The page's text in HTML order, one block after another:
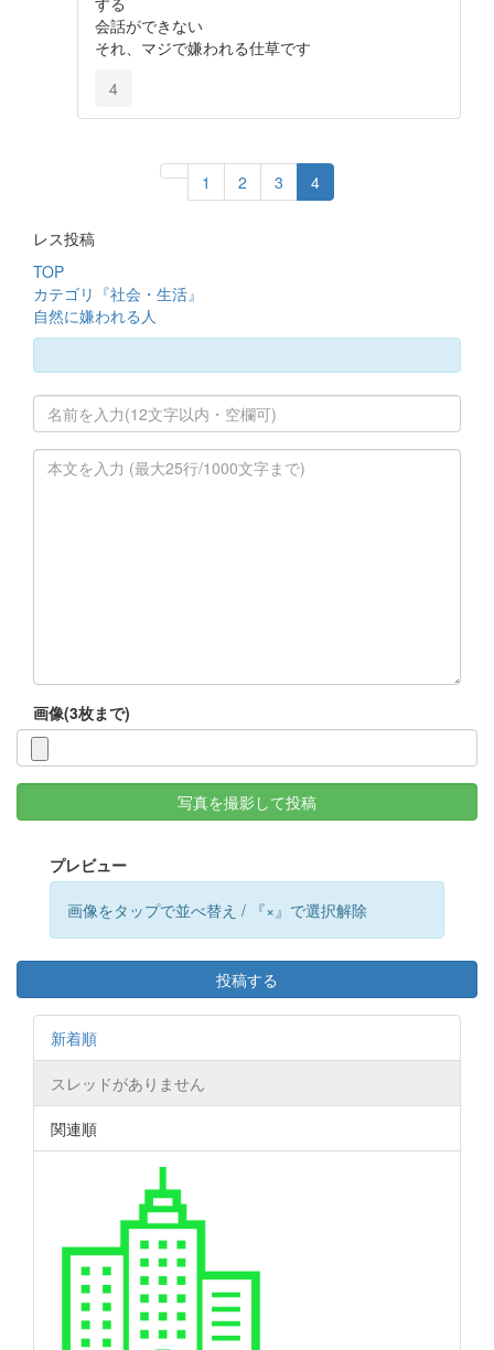
会話ができない
それ、マジで嫌われる仕草です
4
1 2 3 4
レス投稿
TOP
カテゴリ『社会・生活』
自然に嫌われる人
画像(3枚まで)
写真を撮影して投稿
プレビュー
画像をタップで並べ替え / 『×』で選択解除
投稿する
新着順
スレッドがありません
関連順